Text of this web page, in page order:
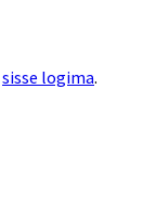
sisse logima.